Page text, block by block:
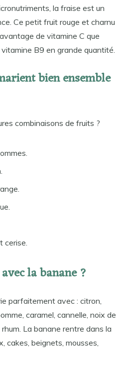
la fraise est un
Ce petit fruit rouge et charnu
de vitamine C que
vitamine B9 en grande quantité.
bien ensemble
combinaisons de fruits ?
cerise.
la banane ?
parfaitement avec : citron,
caramel, cannelle, noix de
La banane rentre dans la
cakes, beignets, mousses,